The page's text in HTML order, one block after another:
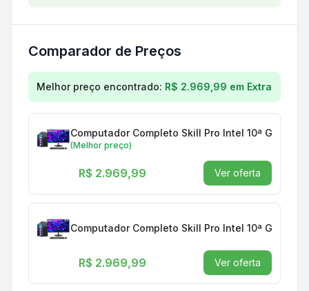
Comparador de Preços
Comparação de preços para Computador
Melhor preço encontrado: R$ 2.969,99 em Extra
Computador Completo Skill Pro Intel 10ª Geração
(Melhor preço)
R$ 2.969,99 Ver oferta
Computador Completo Skill Pro Intel 10ª Geração
R$ 2.969,99 Ver oferta